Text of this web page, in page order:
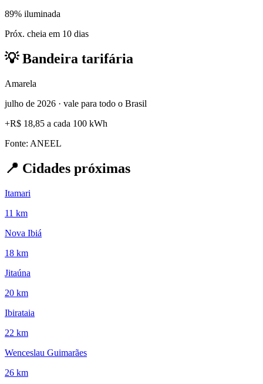
89% iluminada
Próx. cheia em 10 dias
💡Bandeira tarifária
Amarela
julho de 2026 · vale para todo o Brasil
+R$ 18,85 a cada 100 kWh
Fonte: ANEEL
📍 Cidades próximas
Itamari
11 km
Nova Ibiá
18 km
Jitaúna
20 km
Ibirataia
22 km
Wenceslau Guimarães
26 km